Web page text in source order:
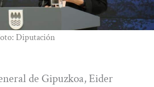
Diputación
de Gipuzkoa, Eider